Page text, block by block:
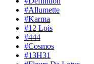
#Allumette
#Karma
#12 Lois
#444
#Cosmos
#13H31